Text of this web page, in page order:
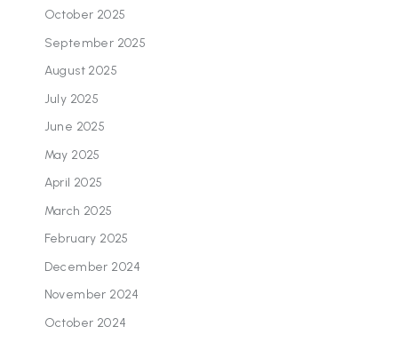
October 2025
September 2025
August 2025
July 2025
June 2025
May 2025
April 2025
March 2025
February 2025
December 2024
November 2024
October 2024